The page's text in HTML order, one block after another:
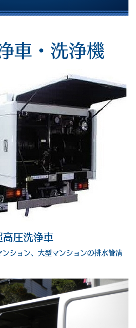
車・洗浄機
高圧洗浄車
ション、大型マンションの排水管清